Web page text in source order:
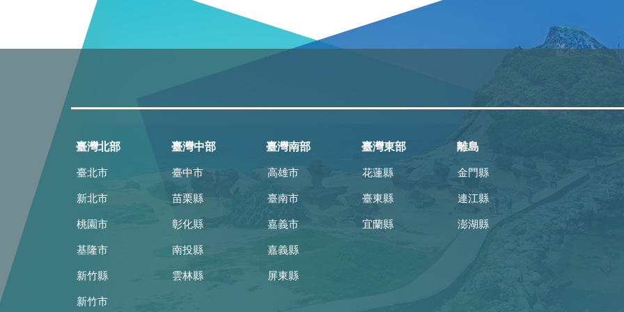
臺灣北部
臺北市
新北市
桃園市
基隆市
新竹縣
新竹市
臺灣中部
臺中市
苗栗縣
彰化縣
南投縣
雲林縣
臺灣南部
高雄市
臺南市
嘉義市
嘉義縣
屏東縣
臺灣東部
花蓮縣
臺東縣
宜蘭縣
離島
金門縣
連江縣
澎湖縣